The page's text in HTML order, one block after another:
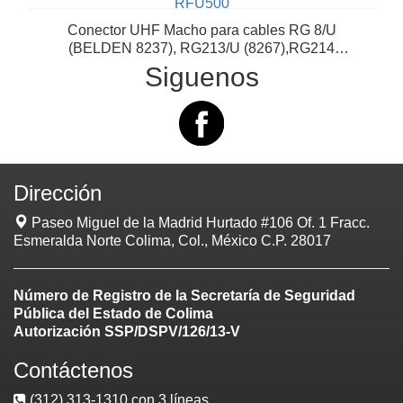
RFU500
Conector UHF Macho para cables RG 8/U
(BELDEN 8237), RG213/U (8267),RG214
(8268), BLEDEN 9913, CTN 4...
Siguenos
Dirección
Paseo Miguel de la Madrid Hurtado #106 Of. 1 Fracc.
Esmeralda Norte Colima, Col., México C.P. 28017
Número de Registro de la Secretaría de Seguridad
Pública del Estado de Colima
Autorización SSP/DSPV/126/13-V
Contáctenos
(312) 313-1310 con 3 líneas